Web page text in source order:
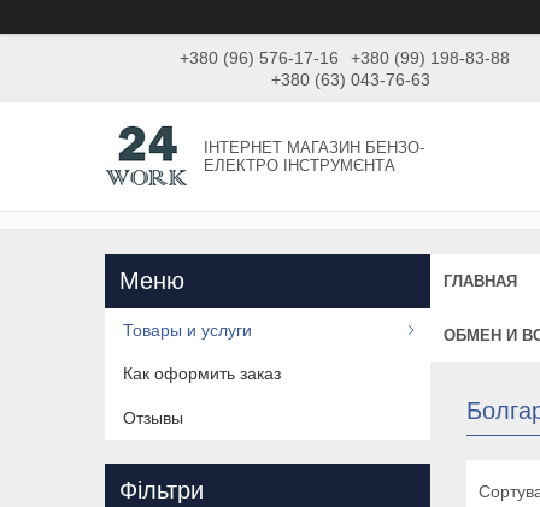
+380 (96) 576-17-16
+380 (99) 198-83-88
+380 (63) 043-76-63
ІНТЕРНЕТ МАГАЗИН БЕНЗО-
ЕЛЕКТРО ІНСТРУМЄНТА
ГЛАВНАЯ
ОБМЕН И
Товары и услуги
Как оформить заказ
Отзывы
Фільтри